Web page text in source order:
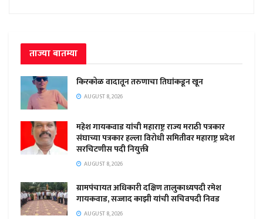
ताज्या बातम्या
किरकोळ वादातून तरुणाचा तिघांकडून खून
AUGUST 8, 2026
महेश गायकवाड यांची महाराष्ट्र राज्य मराठी पत्रकार
संघाच्या पत्रकार हल्ला विरोधी समितीवर महाराष्ट्र प्रदेश
सरचिटणीस पदी नियुक्ती
AUGUST 8, 2026
ग्रामपंचायत अधिकारी दक्षिण तालुकाध्यपदी रमेश
गायकवाड, सज्जाद काझी यांची सचिवपदी निवड
AUGUST 8, 2026